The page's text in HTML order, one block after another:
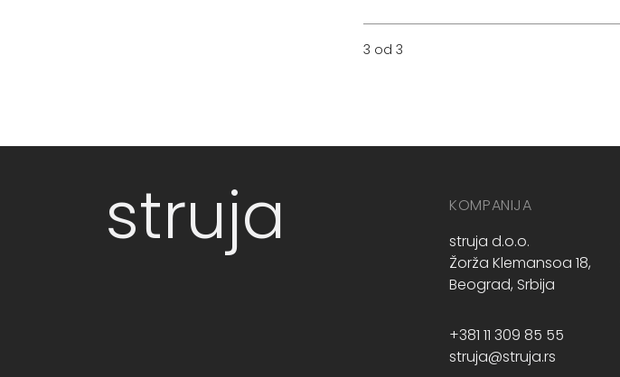
3 od 3
struja
KOMPANIJA
struja d.o.o.
Žorža Klemansoa 18,
Beograd, Srbija
+381 11 309 85 55
struja@struja.rs